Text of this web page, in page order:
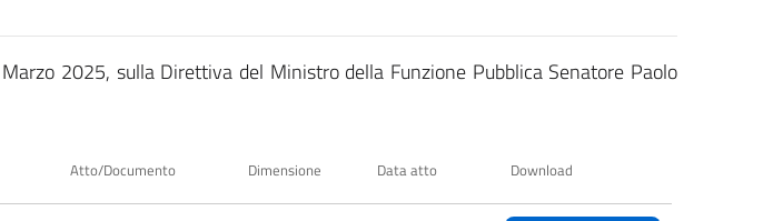
2025, sulla Direttiva del Ministro della Funzione Pubblica Senatore Paolo
Atto/Documento Dimensione Data atto Download